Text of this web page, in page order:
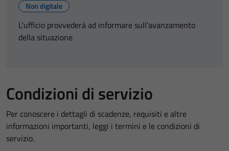
Non digitale
L'ufficio provvederà ad informare sull'avanzamento
della situazione
Condizioni di servizio
Per conoscere i dettagli di scadenze, requisiti e altre
informazioni importanti, leggi i termini e le condizioni di
servizio.